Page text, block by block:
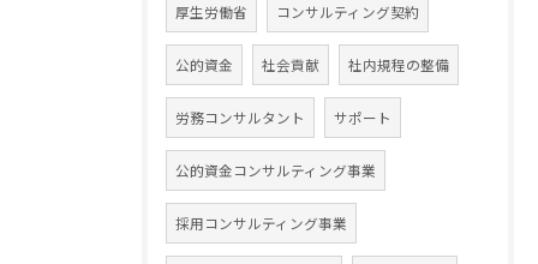
厚生労働省 コンサルティング契約
公的資金 社会貢献 社内規程の整備
労務コンサルタント サポート
公的資金コンサルティング事業
採用コンサルティング事業